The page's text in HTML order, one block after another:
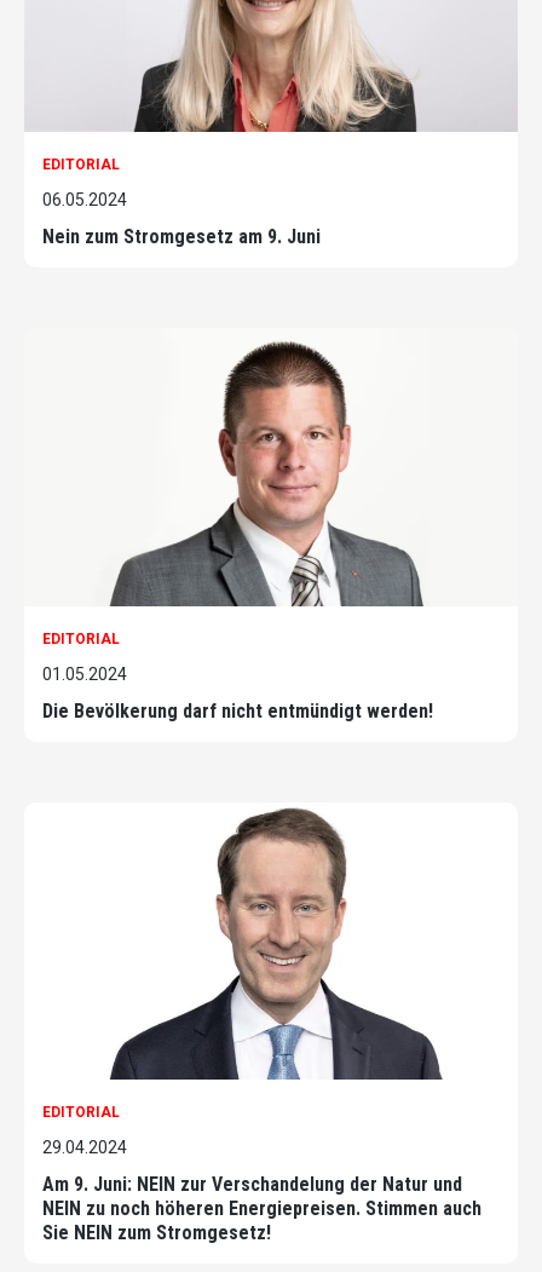
EDITORIAL
06.05.2024
Nein zum Stromgesetz am 9. Juni
EDITORIAL
01.05.2024
Die Bevölkerung darf nicht entmündigt werden!
EDITORIAL
29.04.2024
Am 9. Juni: NEIN zur Verschandelung der Natur und
NEIN zu noch höheren Energiepreisen. Stimmen auch
Sie NEIN zum Stromgesetz!